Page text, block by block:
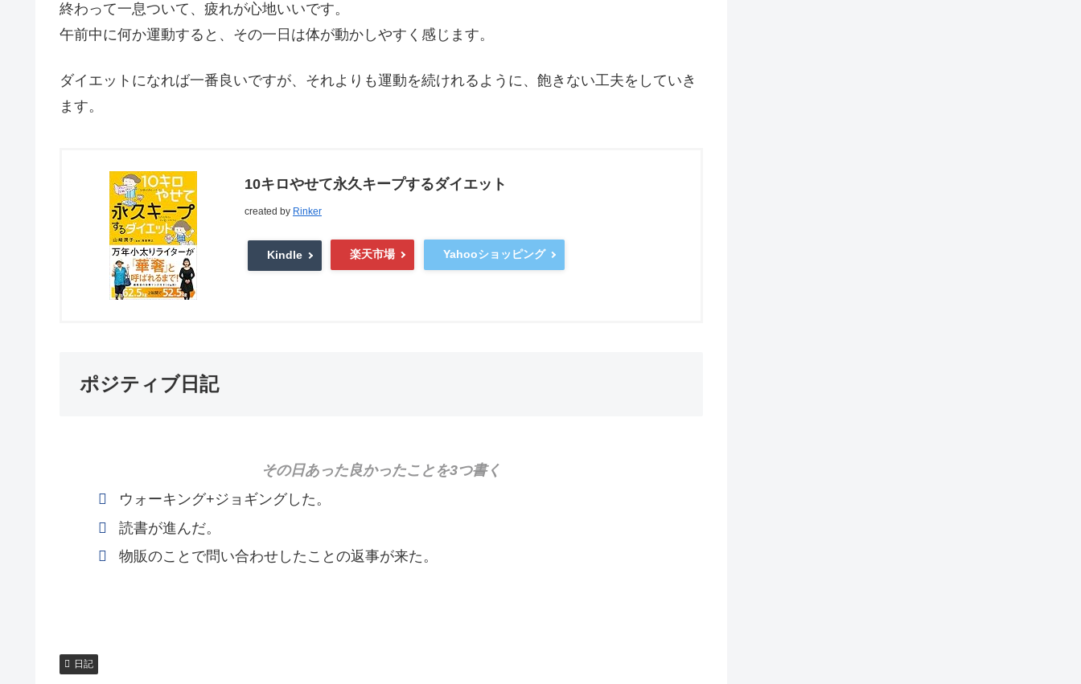
終わって一息ついて、疲れが心地いいです。
午前中に何か運動すると、その一日は体が動かしやすく感じます。
ダイエットになれば一番良いですが、それよりも運動を続けれるように、飽きない工夫をしていき
ます。
10キロやせて永久キープするダイエット
created by Rinker
Kindle 楽天市場 Yahooショッピング
ポジティブ日記
その日あった良かったことを3つ書く
ウォーキング+ジョギングした。
読書が進んだ。
物販のことで問い合わせしたことの返事が来た。
日記